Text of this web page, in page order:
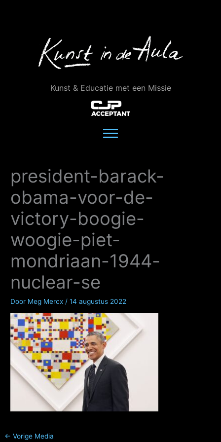
Kunst & Educatie met een Missie
president-barack-
obama-voor-de-
victory-boogie-
woogie-piet-
mondriaan-1944-
nuclear-se
Door Meg Mercx /14 augustus 2022
← Vorige Media